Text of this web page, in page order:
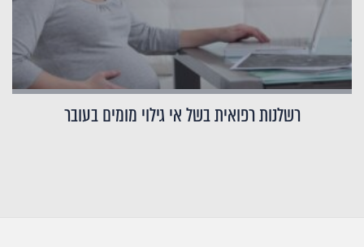
רשלנות רפואית בשל אי גילוי מומים בעובר